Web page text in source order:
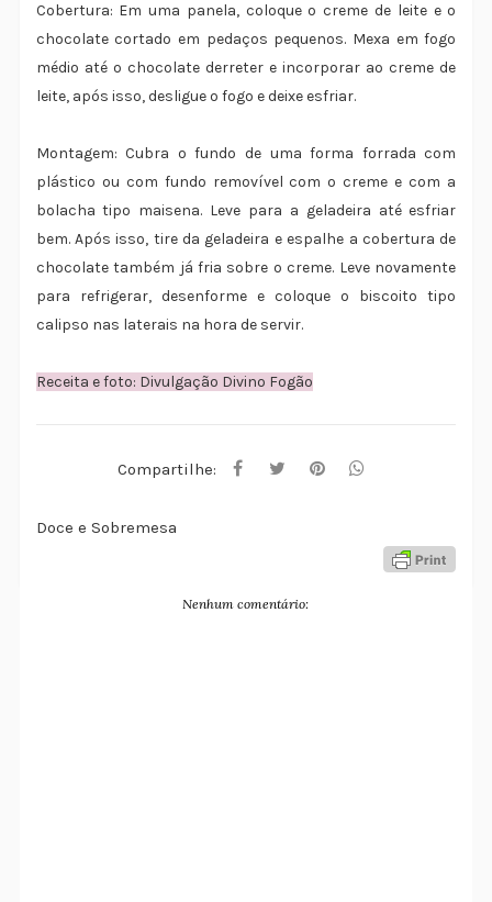
Cobertura: Em uma panela, coloque o creme de leite e o
chocolate cortado em pedaços pequenos. Mexa em fogo
médio até o chocolate derreter e incorporar ao creme de
leite, após isso, desligue o fogo e deixe esfriar.
Montagem: Cubra o fundo de uma forma forrada com
plástico ou com fundo removível com o creme e com a
bolacha tipo maisena. Leve para a geladeira até esfriar
bem. Após isso, tire da geladeira e espalhe a cobertura de
chocolate também já fria sobre o creme. Leve novamente
para refrigerar, desenforme e coloque o biscoito tipo
calipso nas laterais na hora de servir.
Receita e foto: Divulgação Divino Fogão
Compartilhe:
Doce e Sobremesa
Nenhum comentário: